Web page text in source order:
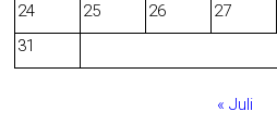
24
25 26 27
31
« Juli